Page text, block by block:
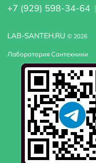
LAB-SANTEH.RU © 2026
Лаборатория Сантехники
+7 (929) 598-34-64